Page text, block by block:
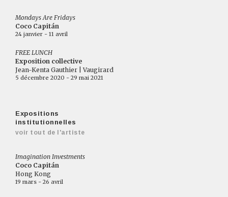
Mondays Are Fridays
Coco Capitán
24 janvier - 11 avril
FREE LUNCH
Exposition collective
Jean-Kenta Gauthier | Vaugirard
5 décembre 2020 - 29 mai 2021
Expositions
institutionnelles
voir tout de l'artiste
Imagination Investments
Coco Capitán
Hong Kong
19 mars - 26 avril